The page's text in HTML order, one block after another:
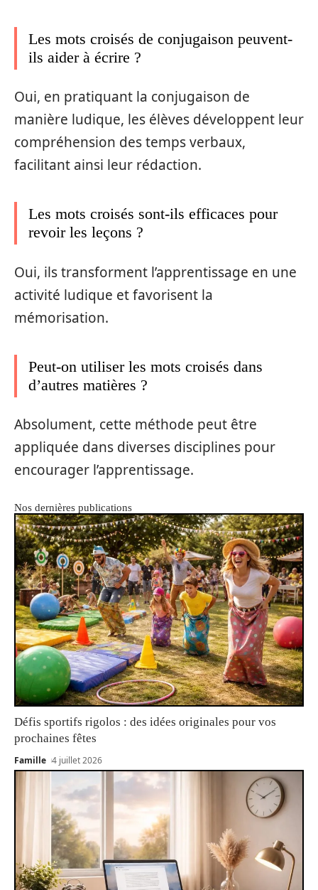
Les mots croisés de conjugaison peuvent-
ils aider à écrire ?
Oui, en pratiquant la conjugaison de
manière ludique, les élèves développent leur
compréhension des temps verbaux,
facilitant ainsi leur rédaction.
Les mots croisés sont-ils efficaces pour
revoir les leçons ?
Oui, ils transforment l’apprentissage en une
activité ludique et favorisent la
mémorisation.
Peut-on utiliser les mots croisés dans
d’autres matières ?
Absolument, cette méthode peut être
appliquée dans diverses disciplines pour
encourager l’apprentissage.
Nos dernières publications
Défis sportifs rigolos : des idées originales pour vos
prochaines fêtes
Famille 4 juillet 2026